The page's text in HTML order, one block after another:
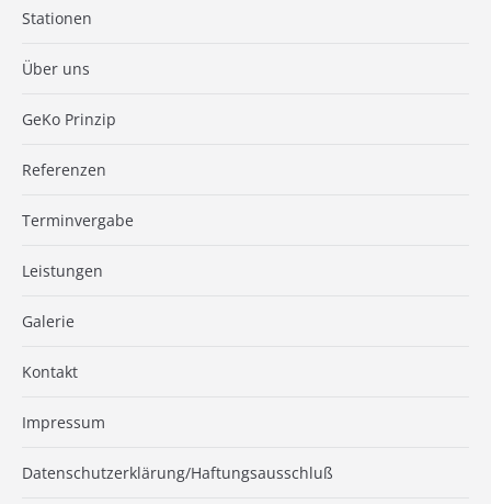
Stationen
Über uns
GeKo Prinzip
Referenzen
Terminvergabe
Leistungen
Galerie
Kontakt
Impressum
Datenschutzerklärung/Haftungsausschluß